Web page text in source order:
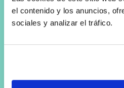
el contenido y los anuncios,
sociales y analizar el tráfico.
a
Alcorcón